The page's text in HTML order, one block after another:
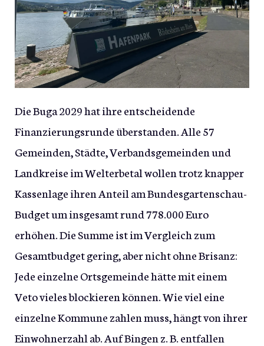
Die Buga 2029 hat ihre entscheidende
Finanzierungsrunde überstanden. Alle 57
Gemeinden, Städte, Verbandsgemeinden und
Landkreise im Welterbetal wollen trotz knapper
Kassenlage ihren Anteil am Bundesgartenschau-
Budget um insgesamt rund 778.000 Euro
erhöhen. Die Summe ist im Vergleich zum
Gesamtbudget gering, aber nicht ohne Brisanz:
Jede einzelne Ortsgemeinde hätte mit einem
Veto vieles blockieren können. Wie viel eine
einzelne Kommune zahlen muss, hängt von ihrer
Einwohnerzahl ab. Auf Bingen z. B. entfallen